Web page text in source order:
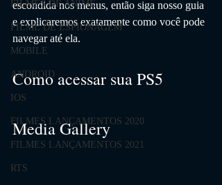
FILMES DE ANIME
FILME DE ESPIONAGEM
MOBILE
ANDROID
IOS
FILMES LANÇAMENTOS 2020
FILMES LANÇAMENTOS 2021
RTS
escondida nos menus, então siga nosso guia
e explicaremos exatamente como você pode
navegar até ela.
Como acessar sua PS5
Media Gallery